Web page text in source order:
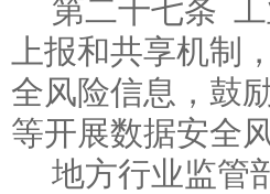
第二十七条
上报和共享机制
全风险信息，鼓
等开展数据安全
地方行业监管